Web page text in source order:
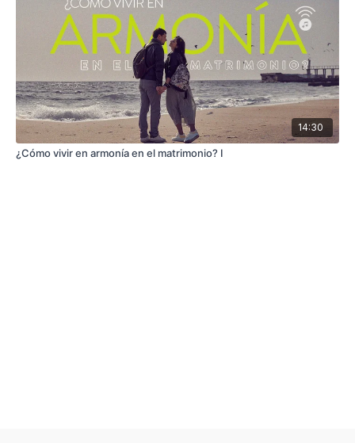
14:30
¿Cómo vivir en armonía en el matrimonio? I